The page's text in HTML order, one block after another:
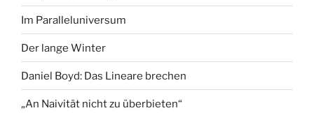
Im Paralleluniversum
Der lange Winter
Daniel Boyd: Das Lineare brechen
„An Naivität nicht zu überbieten“